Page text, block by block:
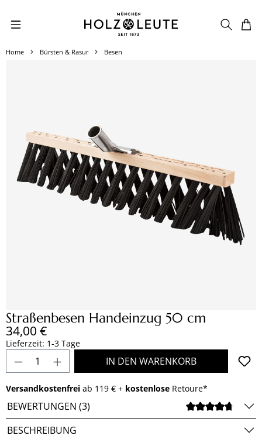
Zum Hauptinhalt springen
Home Bürsten & Rasur Besen
Straßenbesen Handeinzug 50 cm
Regulärer Preis:
34,00 €
Lieferzeit: 1-3 Tage
Produkt Anzahl: Gib den gewünschten
IN DEN WARENKORB
Versandkostenfrei ab 119 € + kostenlose Retoure*
BEWERTUNGEN (3)
BESCHREIBUNG